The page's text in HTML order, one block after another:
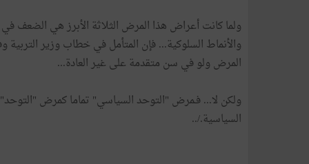
ولما كانت أعراض هذا المرض الثلاثة الأبرز هي الضعف
والأنماط السلوكية... فإن المتأمل في خطاب وزير
المرض ولو في سن متقدمة على غير العادة...
ولكن لا... فـمرض "التوحد السياسي" تماما كمرض
السياسية./..